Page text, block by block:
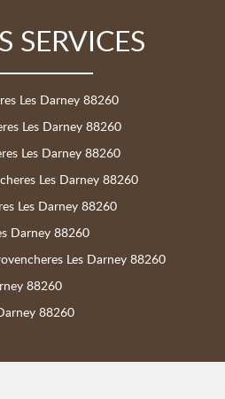
SERVICES
Les Darney 88260
Les Darney 88260
Les Darney 88260
Les Darney 88260
Les Darney 88260
Darney 88260
Les Darney 88260
88260
88260